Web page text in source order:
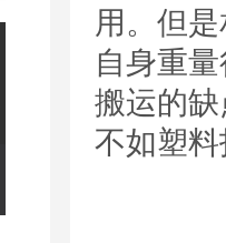
用。但
自身重
搬运的
不如塑